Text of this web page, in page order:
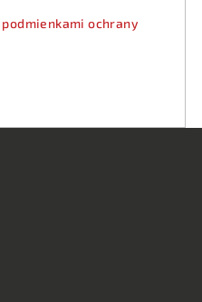
podmienkami ochrany